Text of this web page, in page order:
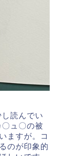
読んでい
ュ〇の被
ますが。コ
のが印象的